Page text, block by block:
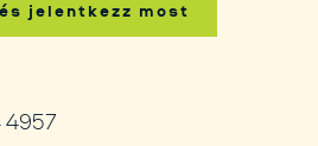
jelentkezz most
4957